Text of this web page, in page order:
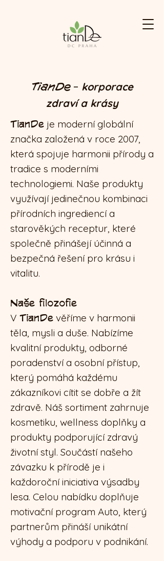
TianDe - korporace
zdraví a krásy
TianDe je moderní globální
značka založená v roce 2007,
která spojuje harmonii přírody a
tradice s moderními
technologiemi. Naše produkty
využívají jedinečnou kombinaci
přírodních ingrediencí a
starověkých receptur, které
společně přinášejí účinná a
bezpečná řešení pro krásu i
vitalitu.
Naše filozofie
V TianDe věříme v harmonii
těla, mysli a duše. Nabízíme
kvalitní produkty, odborné
poradenství a osobní přístup,
který pomáhá každému
zákazníkovi cítit se dobře a žít
zdravě. Náš sortiment zahrnuje
kosmetiku, wellness doplňky a
produkty podporující zdravý
životní styl. Součástí našeho
závazku k přírodě je i
každoroční iniciativa výsadby
lesa. Celou nabídku doplňuje
motivační program Auto, který
partnerům přináší unikátní
výhody a podporu v podnikání.